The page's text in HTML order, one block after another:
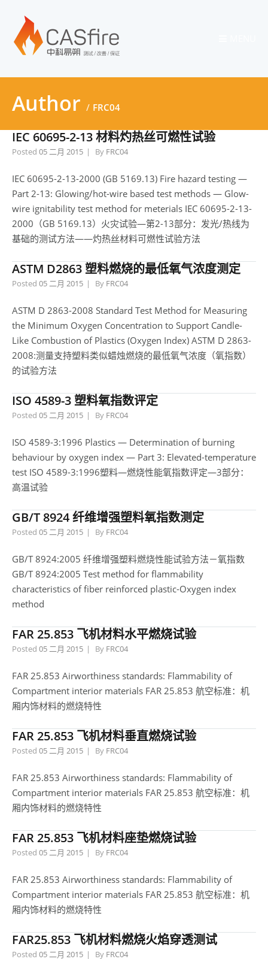
Author FRC04
IEC 60695-2-13 材料灼热丝可燃性试验
Posted 05 二月 2015 By FRC04
IEC 60695-2-13-2000 (GB 5169.13) Fire hazard testing —
Part 2-13: Glowing/hot-wire based test methods — Glow-
wire ignitability test method for meterials IEC 60695-2-13-
2000（GB 5169.13）火灾试验—第2-13部分：发光/热线为
基础的测试方法——灼热丝材料可燃性试验方法
ASTM D2863 塑料燃烧的最低氧气浓度测定
Posted 05 二月 2015 By FRC04
ASTM D 2863-2008 Standard Test Method for Measuring
the Minimum Oxygen Concentration to Support Candle-
Like Combustion of Plastics (Oxygen Index) ASTM D 2863-
2008:测量支持塑料类似蜡烛燃烧的最低氧气浓度（氧指数）
的试验方法
ISO 4589-3 塑料氧指数评定
Posted 05 二月 2015 By FRC04
ISO 4589-3:1996 Plastics — Determination of burning
behaviour by oxygen index — Part 3: Elevated-temperature
test ISO 4589-3:1996塑料—燃烧性能氧指数评定—3部分：
高温试验
GB/T 8924 纤维增强塑料氧指数测定
Posted 05 二月 2015 By FRC04
GB/T 8924:2005 纤维增强塑料燃烧性能试验方法－氧指数
GB/T 8924:2005 Test method for flammability
characteristics of fiber reinforced plastic-Oxygen index
method
FAR 25.853 飞机材料水平燃烧试验
Posted 05 二月 2015 By FRC04
FAR 25.853 Airworthiness standards: Flammability of
Compartment interior materials FAR 25.853 航空标准：机
厢内饰材料的燃烧特性
FAR 25.853 飞机材料垂直燃烧试验
Posted 05 二月 2015 By FRC04
FAR 25.853 Airworthiness standards: Flammability of
Compartment interior materials FAR 25.853 航空标准：机
厢内饰材料的燃烧特性
FAR 25.853 飞机材料座垫燃烧试验
Posted 05 二月 2015 By FRC04
FAR 25.853 Airworthiness standards: Flammability of
Compartment interior materials FAR 25.853 航空标准：机
厢内饰材料的燃烧特性
FAR25.853 飞机材料燃烧火焰穿透测试
Posted 05 二月 2015 By FRC04